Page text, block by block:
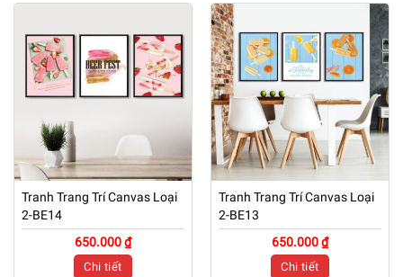
Tranh Trang Trí Canvas Loại
2-BE14
650.000 ₫
Chi tiết
Tranh Trang Trí Canvas Loại
2-BE13
650.000 ₫
Chi tiết